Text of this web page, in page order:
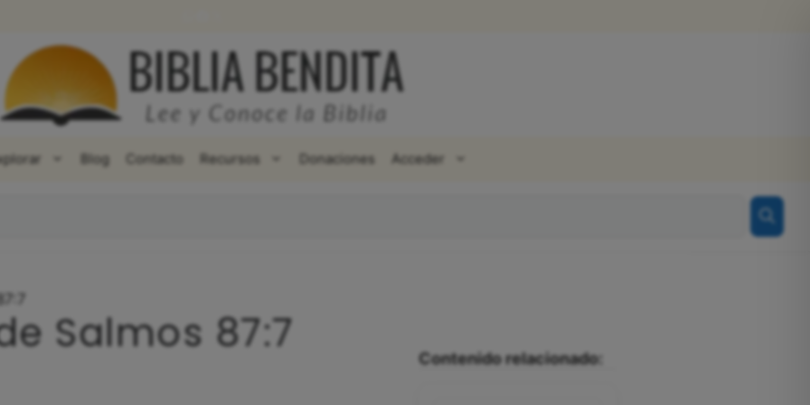
Blog Contacto Recursos Donaciones Acceder
Salmos 87:7 Contenido relacionado: